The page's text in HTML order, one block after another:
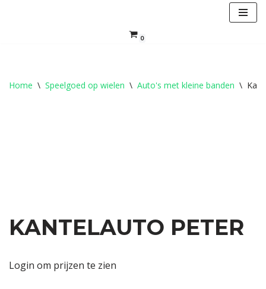
0
Home \ Speelgoed op wielen \ Auto's met kleine banden \
KANTELAUTO PETER
Login om prijzen te zien